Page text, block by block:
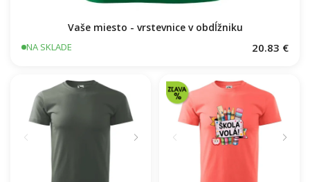
Vaše miesto - vrstevnice v obdĺžniku
NA SKLADE 20.83 €